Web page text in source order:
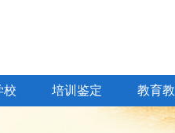
校 培训鉴定 教育